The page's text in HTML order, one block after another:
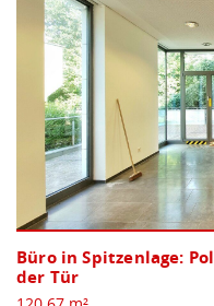
Büro in Spitzenlage:
der Tür